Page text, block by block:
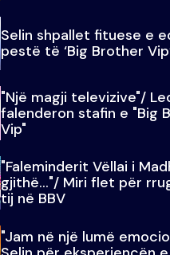
Selin shpallet fituese e
pestë të ‘Big Brother
"Një magji televizive"/
falenderon stafin e "Big
Vip"
"Faleminderit Vëllai i
gjithë…"/ Miri flet për
tij në BBV
"Jam në një lumë